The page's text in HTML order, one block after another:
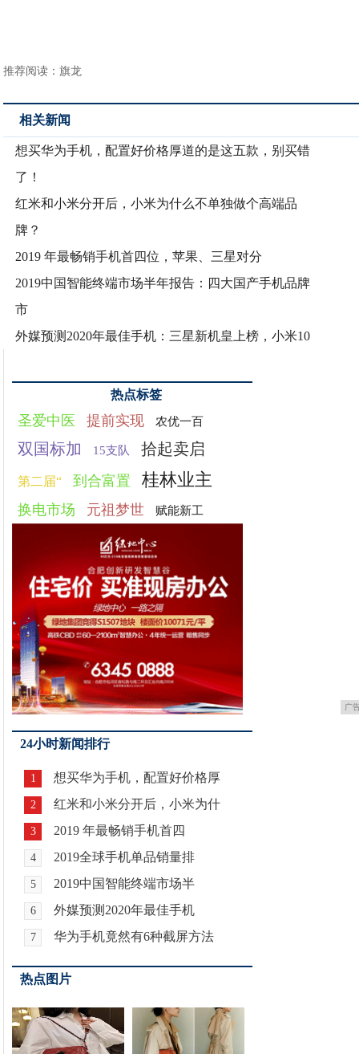
推荐阅读：旗龙
相关新闻
想买华为手机，配置好价格厚道的是这五款，别买错
了！
红米和小米分开后，小米为什么不单独做个高端品
牌？
2019 年最畅销手机首四位，苹果、三星对分
2019中国智能终端市场半年报告：四大国产手机品牌
市
外媒预测2020年最佳手机：三星新机皇上榜，小米10
热点标签
圣爱中医 提前实现 农优一百
双国标加 15支队 拾起卖启
第二届“ 到合富置 桂林业主
换电市场 元祖梦世 赋能新工
广
24小时新闻排行
1 想买华为手机，配置好价格厚
2 红米和小米分开后，小米为什
3 2019 年最畅销手机首四
4 2019全球手机单品销量排
5 2019中国智能终端市场半
6 外媒预测2020年最佳手机
7 华为手机竟然有6种截屏方法
热点图片